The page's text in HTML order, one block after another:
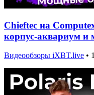
Chieftec на
корпус-аквариум
Видеообзоры iXBT.live •